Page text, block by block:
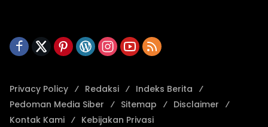
Privacy Policy Redaksi
Indeks Berita
Pedoman Media Siber
Sitemap
Disclaimer
Kontak Kami
Kebijakan Privasi